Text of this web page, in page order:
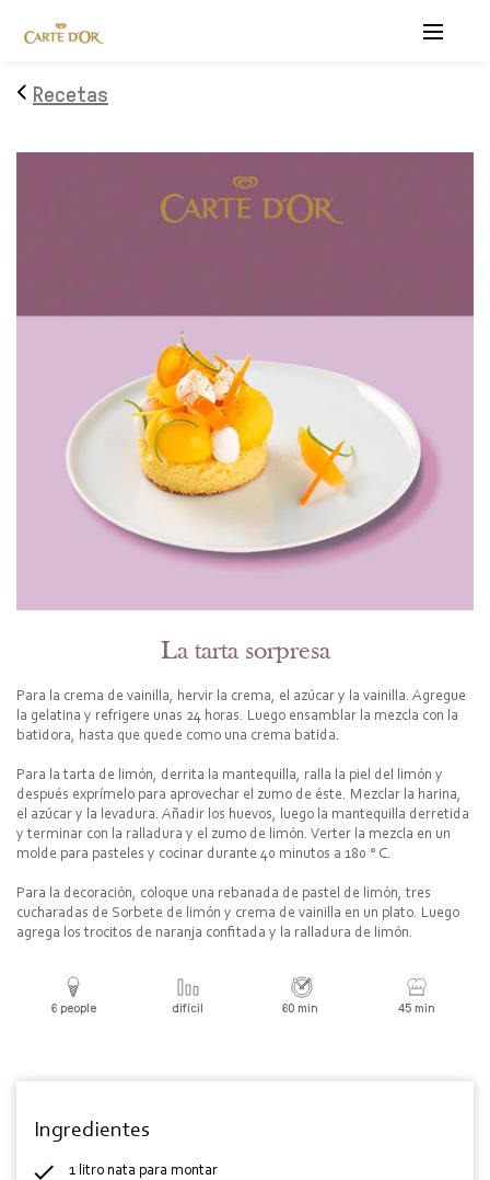
Menu
Recetas
La tarta sorpresa
Para la crema de vainilla, hervir la crema, el azúcar y la vainilla. Agregue
la gelatina y refrigere unas 24 horas. Luego ensamblar la mezcla con la
batidora, hasta que quede como una crema batida.
Para la tarta de limón, derrita la mantequilla, ralla la piel del limón y
después exprímelo para aprovechar el zumo de éste. Mezclar la harina,
el azúcar y la levadura. Añadir los huevos, luego la mantequilla derretida
y terminar con la ralladura y el zumo de limón. Verter la mezcla en un
molde para pasteles y cocinar durante 40 minutos a 180 ° C.
Para la decoración, coloque una rebanada de pastel de limón, tres
cucharadas de Sorbete de limón y crema de vainilla en un plato. Luego
agrega los trocitos de naranja confitada y la ralladura de limón.
6 people difícil 60 min 45 min
Ingredientes
1 litro nata para montar